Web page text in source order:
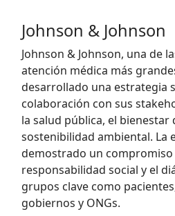
Johnson & Johnson
Johnson & Johnson, una de
atención médica más
desarrollado una estrategia
colaboración con sus
la salud pública, el bienestar
sostenibilidad ambiental. La
demostrado un
responsabilidad social y el
grupos clave como
gobiernos y ONGs.